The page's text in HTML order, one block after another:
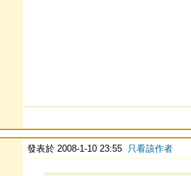
發表於 2008-1-10 23:55 只看該作者